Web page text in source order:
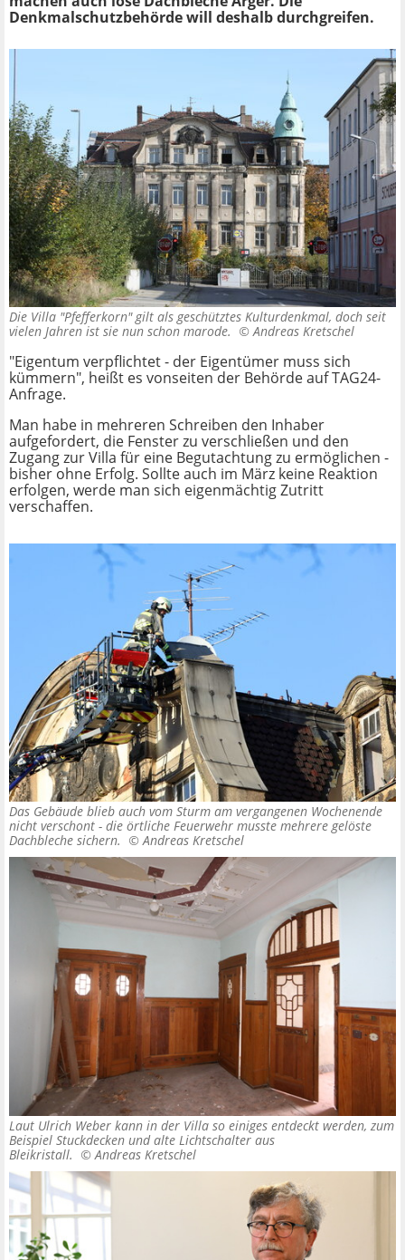
Denkmalschutzbehörde will deshalb durchgreifen.
Die Villa "Pfefferkorn" gilt als geschütztes Kulturdenkmal, doch seit
vielen Jahren ist sie nun schon marode. ©Andreas Kretschel
"Eigentum verpflichtet - der Eigentümer muss sich
kümmern", heißt es vonseiten der Behörde auf TAG24-
Anfrage.
Man habe in mehreren Schreiben den Inhaber
aufgefordert, die Fenster zu verschließen und den
Zugang zur Villa für eine Begutachtung zu ermöglichen -
bisher ohne Erfolg. Sollte auch im März keine Reaktion
erfolgen, werde man sich eigenmächtig Zutritt
verschaffen.
Das Gebäude blieb auch vom Sturm am vergangenen Wochenende
nicht verschont - die örtliche Feuerwehr musste mehrere gelöste
Dachbleche sichern. ©Andreas Kretschel
Laut Ulrich Weber kann in der Villa so einiges entdeckt werden, zum
Beispiel Stuckdecken und alte Lichtschalter aus
Bleikristall. © Andreas Kretschel